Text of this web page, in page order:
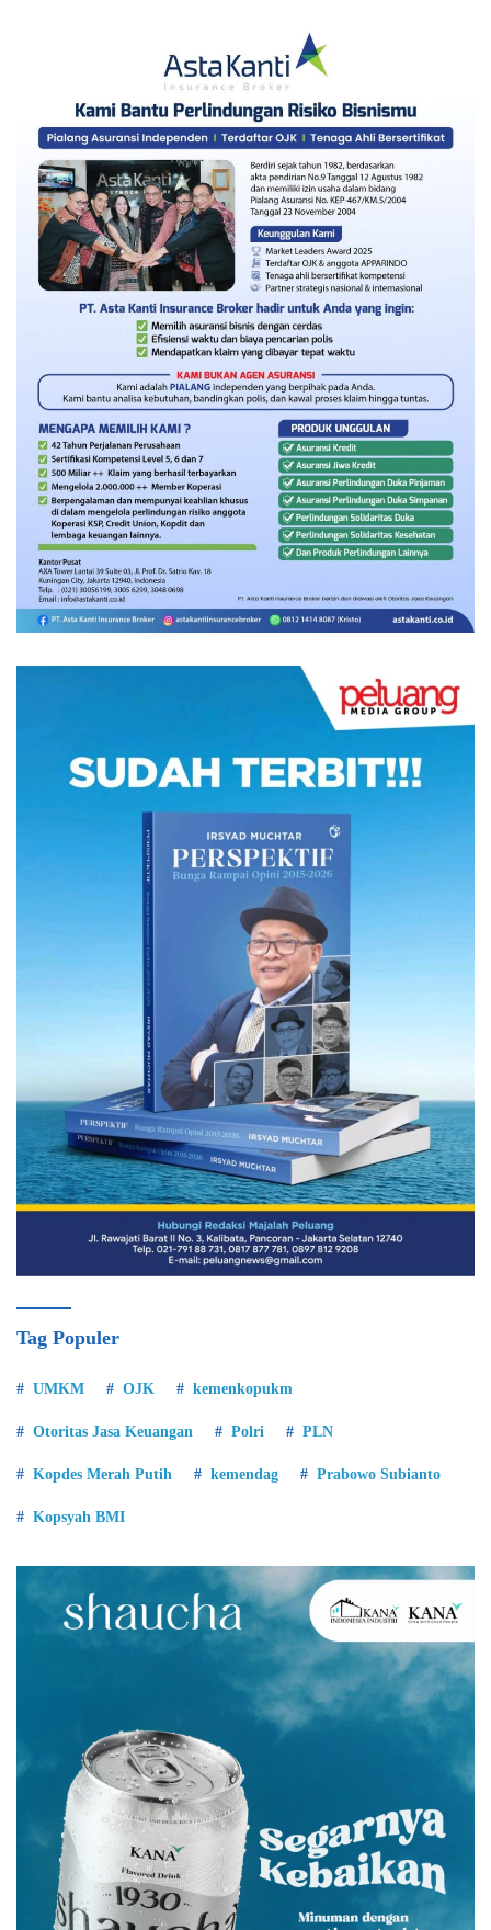
Tag Populer
UMKM OJK kemenkopukm
Otoritas Jasa Keuangan Polri PLN
Kopdes Merah Putih kemendag Prabowo Subianto
Kopsyah BMI